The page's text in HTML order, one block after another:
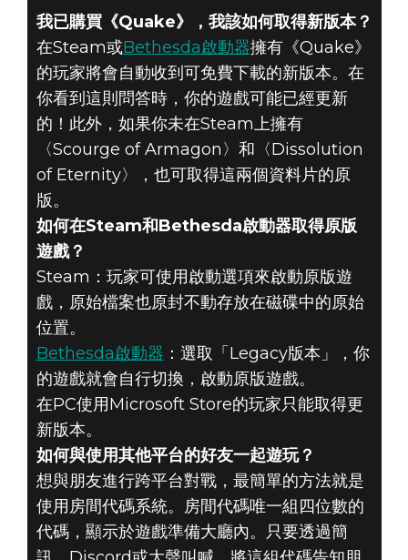
我已購買《Quake》，我該如何取得新版本？
在Steam或Bethesda啟動器擁有《Quake》
的玩家將會自動收到可免費下載的新版本。在
你看到這則問答時，你的遊戲可能已經更新
的！此外，如果你未在Steam上擁有
〈Scourge of Armagon〉和〈Dissolution
of Eternity〉，也可取得這兩個資料片的原
版。
如何在Steam和Bethesda啟動器取得原版
遊戲？
Steam：玩家可使用啟動選項來啟動原版遊
戲，原始檔案也原封不動存放在磁碟中的原始
位置。
Bethesda啟動器 ：選取「Legacy版本」，你
的遊戲就會自行切換，啟動原版遊戲。
在PC使用Microsoft Store的玩家只能取得更
新版本。
如何與使用其他平台的好友一起遊玩？
想與朋友進行跨平台對戰，最簡單的方法就是
使用房間代碼系統。房間代碼唯一組四位數的
代碼，顯示於遊戲準備大廳內。只要透過簡